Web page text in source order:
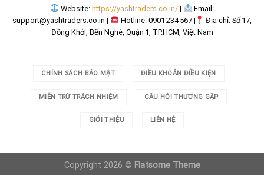
Website: https://yashtraders.co.in/ |
Email:
support@yashtraders.co.in | Hotline: 0901 234 567 |
Địa chỉ: Số 17,
Đồng Khởi, Bến Nghé, Quận 1, TP.HCM, Việt Nam
CHÍNH SÁCH BẢO MẬT ĐIỀU KHOẢN ĐIỀU KIỆN
MIỄN TRỪ TRÁCH NHIỆM CÂU HỎI THƯƠNG GẶP
GIỚI THIỆU LIÊN HỆ
Copyright 2026 © Flatsome Theme